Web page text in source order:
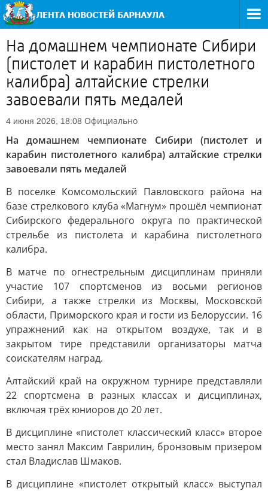
На домашнем чемпионате Сибири
(пистолет и карабин пистолетного
калибра) алтайские стрелки
завоевали пять медалей
4 июня 2026, 18:08 Официально
На домашнем чемпионате Сибири (пистолет и
карабин пистолетного калибра) алтайские стрелки
завоевали пять медалей
В поселке Комсомольский Павловского района на
базе стрелкового клуба «Магнум» прошёл чемпионат
Сибирского федерального округа по практической
стрельбе из пистолета и карабина пистолетного
калибра.
В матче по огнестрельным дисциплинам приняли
участие 107 спортсменов из восьми регионов
Сибири, а также стрелки из Москвы, Московской
области, Приморского края и гости из Белоруссии. 16
упражнений как на открытом воздухе, так и в
закрытом тире представили организаторы матча
соискателям наград.
Алтайский край на окружном турнире представляли
22 спортсмена в разных классах и дисциплинах,
включая трёх юниоров до 20 лет.
В дисциплине «пистолет классический класс» второе
место занял Максим Гаврилин, бронзовым призером
стал Владислав Шмаков.
В дисциплине «пистолет открытый класс» выступал